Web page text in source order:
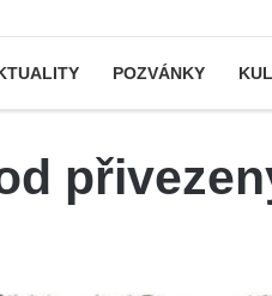
POZVÁNKY